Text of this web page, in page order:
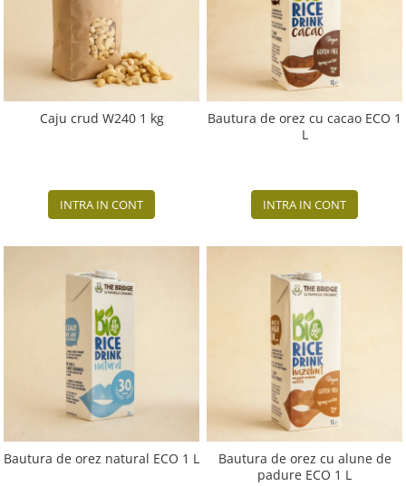
Caju crud W240 1 kg
INTRA IN CONT
Bautura de orez cu cacao ECO 1
L
INTRA IN CONT
Bautura de orez natural ECO 1 L
Bautura de orez cu alune de
padure ECO 1 L